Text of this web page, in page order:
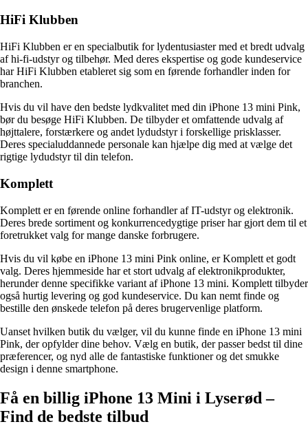
HiFi Klubben
HiFi Klubben er en specialbutik for lydentusiaster med et bredt udvalg
af hi-fi-udstyr og tilbehør. Med deres ekspertise og gode kundeservice
har HiFi Klubben etableret sig som en førende forhandler inden for
branchen.
Hvis du vil have den bedste lydkvalitet med din iPhone 13 mini Pink,
bør du besøge HiFi Klubben. De tilbyder et omfattende udvalg af
højttalere, forstærkere og andet lydudstyr i forskellige prisklasser.
Deres specialuddannede personale kan hjælpe dig med at vælge det
rigtige lydudstyr til din telefon.
Komplett
Komplett er en førende online forhandler af IT-udstyr og elektronik.
Deres brede sortiment og konkurrencedygtige priser har gjort dem til et
foretrukket valg for mange danske forbrugere.
Hvis du vil købe en iPhone 13 mini Pink online, er Komplett et godt
valg. Deres hjemmeside har et stort udvalg af elektronikprodukter,
herunder denne specifikke variant af iPhone 13 mini. Komplett tilbyder
også hurtig levering og god kundeservice. Du kan nemt finde og
bestille den ønskede telefon på deres brugervenlige platform.
Uanset hvilken butik du vælger, vil du kunne finde en iPhone 13 mini
Pink, der opfylder dine behov. Vælg en butik, der passer bedst til dine
præferencer, og nyd alle de fantastiske funktioner og det smukke
design i denne smartphone.
Få en billig iPhone 13 Mini i Lyserød –
Find de bedste tilbud